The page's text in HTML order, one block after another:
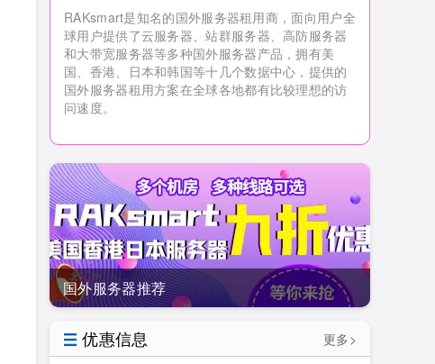
RAKsmart是知名的国外服务器租用商，面向用户全
球用户提供了云服务器、站群服务器、高防服务器
和大带宽服务器等多种国外服务器产品，拥有美
国、香港、日本和韩国等十几个数据中心，提供的
国外服务器租用方案在全球各地都有比较理想的访
问速度。
国外服务器推荐
优惠信息
更多>